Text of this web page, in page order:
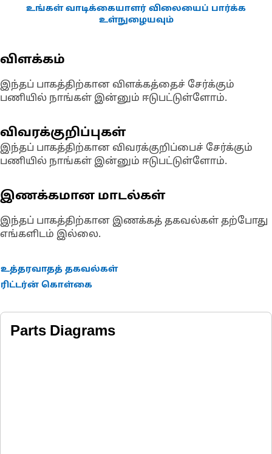
உங்கள் வாடிக்கையாளர் விலையைப் பார்க்க
உள்நுழையவும்
விளக்கம்
இந்தப் பாகத்திற்கான விளக்கத்தைச் சேர்க்கும்
பணியில் நாங்கள் இன்னும் ஈடுபட்டுள்ளோம்.
விவரக்குறிப்புகள்
இந்தப் பாகத்திற்கான விவரக்குறிப்பைச் சேர்க்கும்
பணியில் நாங்கள் இன்னும் ஈடுபட்டுள்ளோம்.
இணக்கமான மாடல்கள்
இந்தப் பாகத்திற்கான இணக்கத் தகவல்கள் தற்போது
எங்களிடம் இல்லை.
உத்தரவாதத் தகவல்கள்
ரிட்டர்ன் கொள்கை
Parts Diagrams